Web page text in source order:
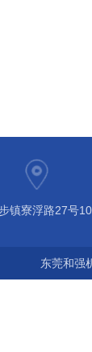
镇寮浮路27号
东莞和强